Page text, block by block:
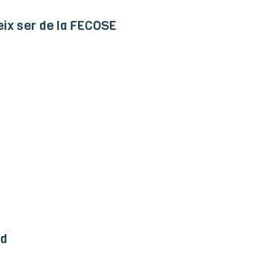
ser de la FECOSE